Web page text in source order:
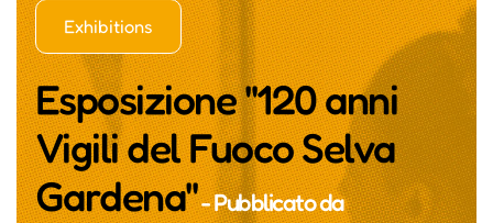
Exhibitions
Esposizione "120 anni
Vigili del Fuoco Selva
Gardena"- Pubblicato da